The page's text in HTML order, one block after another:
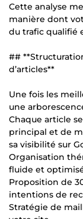
Cette analyse
manière dont
du trafic qualifié
##
d’articles**
Une fois les
une
Chaque article
principal et de
sa visibilité sur
Organisation
fluide et
Proposition de
intentions de
Stratégie de